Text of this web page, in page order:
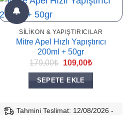
🔔
SILIKON & YAPIŞTIRICILAR
Mitre Apel Hızlı Yapıştırıcı
200ml + 50gr
179,00₺ Orijinal
179,00₺.
109,00₺Şu
SEPETE EKLE
Tahmini Teslimat: 12/08/2026 -